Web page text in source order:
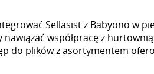
Sellasist z Babyono w
nawiązać współpracę z
do plików z asortymentem